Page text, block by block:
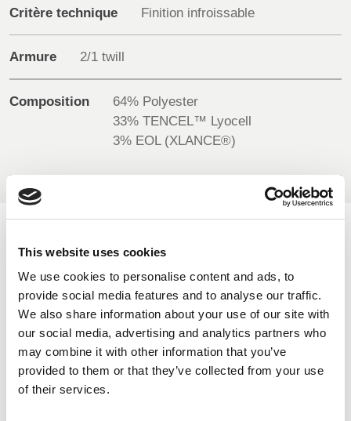
This website uses cookies
We use cookies to personalise content and ads, to
provide social media features and to analyse our traffic.
We also share information about your use of our site with
our social media, advertising and analytics partners who
may combine it with other information that you’ve
provided to them or that they’ve collected from your use
of their services.
S'inscrire
HUNGARY,
ROMANIA
ICELAND,
NORWAY &
UK, NORTHERN
IRELAND & REPUBLIC
Critère technique Finition infroissable
Armure 2/1 twill
Composition
64% Polyester
33% TENCEL™ Lyocell
3% EOL (XLANCE®)
On-line Couleurs - s'il vous plaît nous contacter pour obtenir
des renseignements sur les nouveaux ajouts à la gamme
de couleurs, y compris ceux qui sont disponibles par
l'intermédiaire du service de colorant spécial qui peut faire
l'objet d'ordonnances de meterage minimales